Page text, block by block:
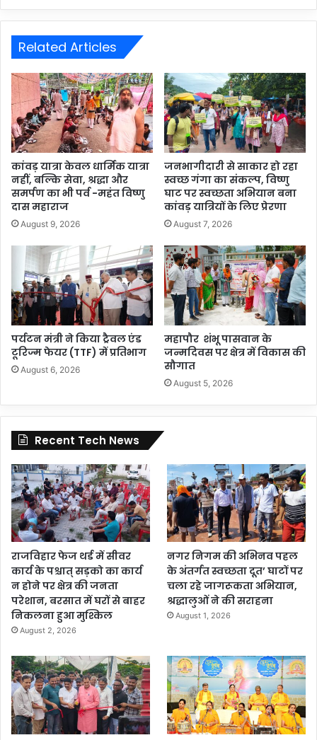
Related Articles
कांवड़ यात्रा केवल धार्मिक यात्रा
नहीं, बल्कि सेवा, श्रद्धा और
समर्पण का भी पर्व -महंत विष्णु
दास महाराज
August 9, 2026
जनभागीदारी से साकार हो रहा
स्वच्छ गंगा का संकल्प, विष्णु
घाट पर स्वच्छता अभियान बना
कांवड़ यात्रियों के लिए प्रेरणा
August 7, 2026
पर्यटन मंत्री ने किया ट्रैवल एंड
टूरिज्म फेयर (TTF) में प्रतिभाग
August 6, 2026
महापौर शंभू पासवान के
जन्मदिवस पर क्षेत्र में विकास की
सौगात
August 5, 2026
Recent Tech News
राजविहार फेज थर्ड में सीवर
कार्य के पश्चात् सड़को का कार्य
न होने पर क्षेत्र की जनता
परेशान, बरसात में घरों से बाहर
निकलना हुआ मुश्किल
August 2, 2026
नगर निगम की अभिनव पहल
के अंतर्गत स्वच्छता दूत’ घाटों पर
चला रहे जागरूकता अभियान,
श्रद्धालुओं ने की सराहना
August 1, 2026